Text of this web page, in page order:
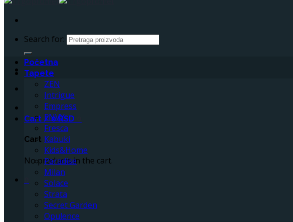
Search for:
Cart /0RSD
Cart
No products in the cart.
Početna
Tapete
ZEN
Intrigue
Empress
ENVY
Fresca
Kabuki
Kids&Home
Paradise
Milan
Solace
Strata
Secret Garden
Opulence